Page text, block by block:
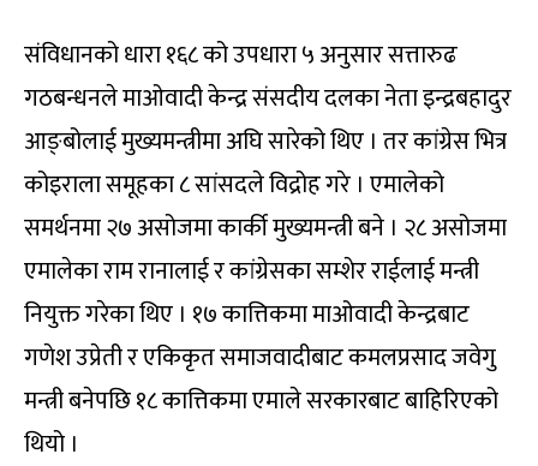
संविधानको धारा १६८ को उपधारा ५ अनुसार सत्तारुढ
गठबन्धनले माओवादी केन्द्र संसदीय दलका नेता इन्द्रबहादुर
आङ्बोलाई मुख्यमन्त्रीमा अघि सारेको थिए । तर कांग्रेस भित्र
कोइराला समूहका ८ सांसदले विद्रोह गरे । एमालेको
समर्थनमा २७ असोजमा कार्की मुख्यमन्त्री बने । २८ असोजमा
एमालेका राम रानालाई र कांग्रेसका सम्शेर राईलाई मन्त्री
नियुक्त गरेका थिए । १७ कात्तिकमा माओवादी केन्द्रबाट
गणेश उप्रेती र एकिकृत समाजवादीबाट कमलप्रसाद जवेगु
मन्त्री बनेपछि १८ कात्तिकमा एमाले सरकारबाट बाहिरिएको
थियो ।